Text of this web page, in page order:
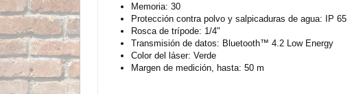
Memoria: 30
Protección contra polvo y salpicaduras de agua: IP 65
Rosca de trípode: 1/4"
Transmisión de datos: Bluetooth™ 4.2 Low Energy
Color del láser: Verde
Margen de medición, hasta: 50 m